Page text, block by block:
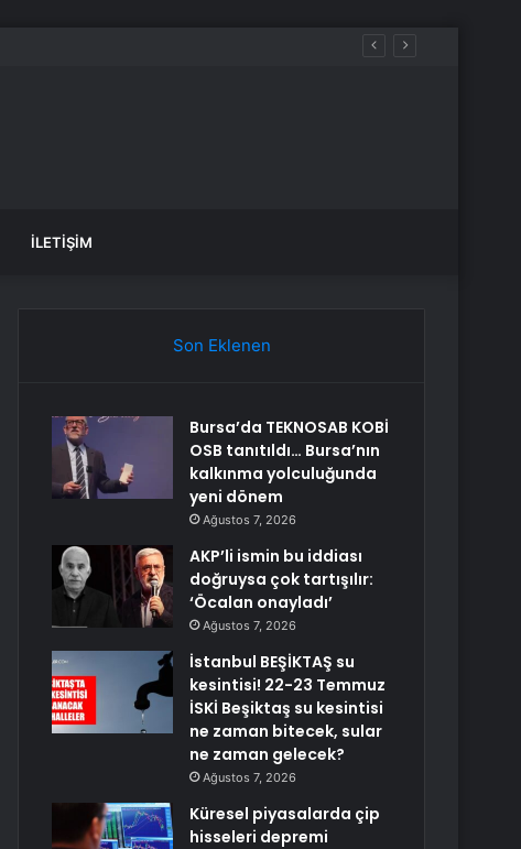
İLETIŞIM
Son Eklenen
Bursa’da TEKNOSAB KOBİ
OSB tanıtıldı… Bursa’nın
kalkınma yolculuğunda
yeni dönem
Ağustos 7, 2026
AKP’li ismin bu iddiası
doğruysa çok tartışılır:
‘Öcalan onayladı’
Ağustos 7, 2026
İstanbul BEŞİKTAŞ su
kesintisi! 22-23 Temmuz
İSKİ Beşiktaş su kesintisi
ne zaman bitecek, sular
ne zaman gelecek?
Ağustos 7, 2026
Küresel piyasalarda çip
hisseleri depremi